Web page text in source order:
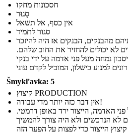
חסכונות מחקו
סָגוּר
אין כסף, אל תשאל
סגור לתמיד
מהבנקים, הבנקים אז היה להיזכר
לא יכולים להחזיר את החוב שלהם.
נמחה מעל פני אדמה על ידי בנקי
Šmykľavka: 5
קיצוץ PRODUCTION
אין דבר כזה יותר מדי עבודה!
האדמה, הייצור ירד באופן דרמטי.
לא הנרכשים ולא היה צורך להמשיך